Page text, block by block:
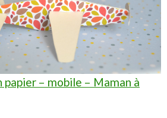
papier – mobile – Maman à